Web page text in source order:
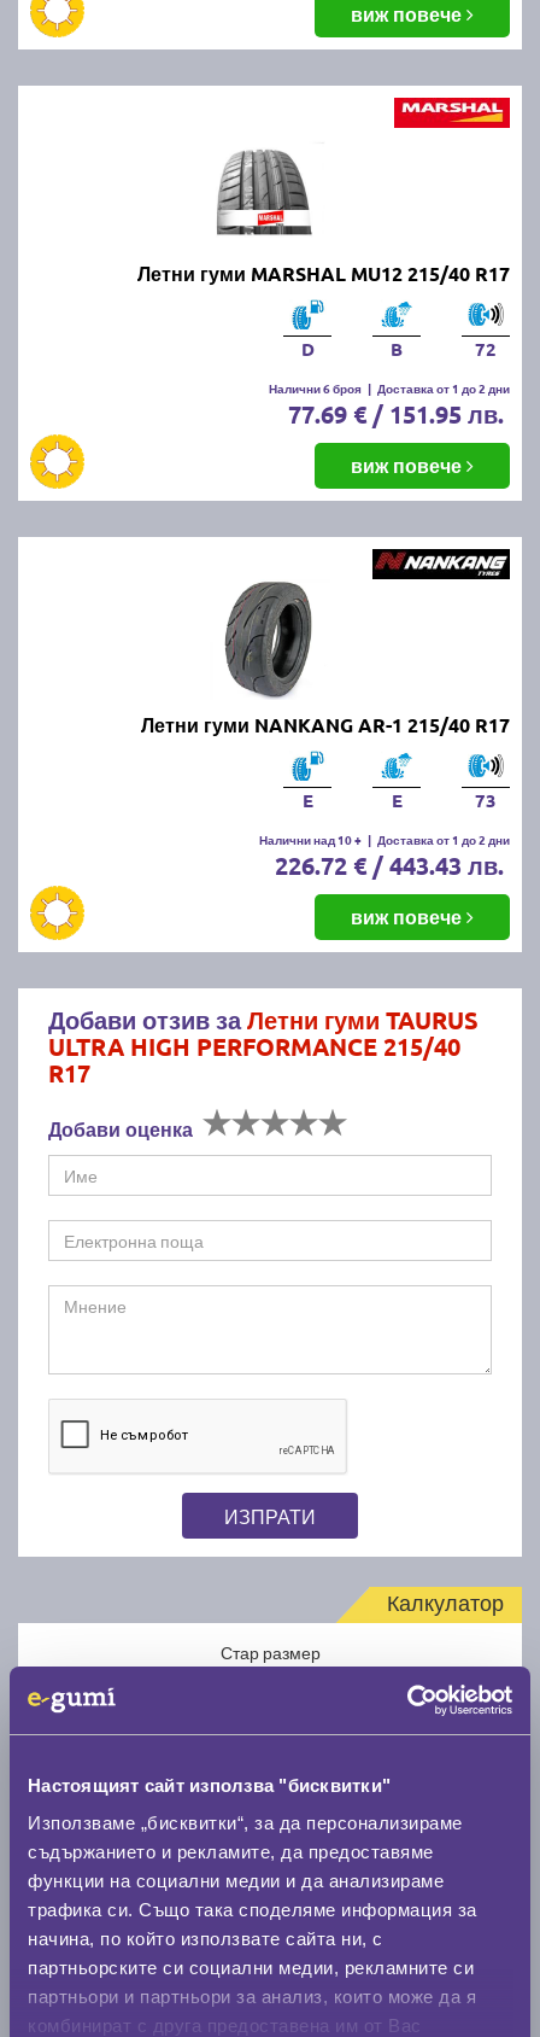
Настоящият сайт използва "бисквитки"
Използваме „бисквитки“, за да персонализираме
съдържанието и рекламите, да предоставяме
функции на социални медии и да анализираме
трафика си. Също така споделяме информация за
начина, по който използвате сайта ни, с
партньорските си социални медии, рекламните си
партньори и партньори за анализ, които може да я
комбинират с друга предоставена им от Вас
виж повече
Летни гуми MARSHAL MU12 215/40 R17
D B 72
Налични 6 броя | Доставка от 1 до 2 дни
77.69 € / 151.95 лв.
виж повече
Летни гуми NANKANG AR-1 215/40 R17
E E 73
Налични над 10 + | Доставка от 1 до 2 дни
226.72 € / 443.43 лв.
виж повече
Добави отзив заЛетни гуми TAURUS
ULTRA HIGH PERFORMANCE 215/40
R17
Добави оценка
ИЗПРАТИ
Калкулатор
Стар размер
Нов размер
Стар размер